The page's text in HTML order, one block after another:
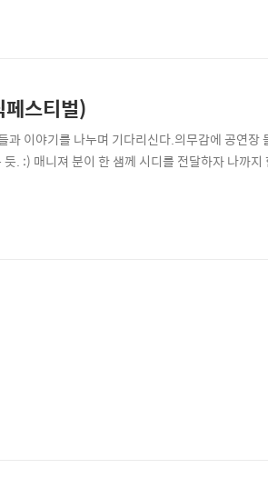
스티벌)
이야기를 나누며 기다리신다.의무감에 공연장
. :) 매니져 분이 한 샘께 시디를 전달하자 나까지